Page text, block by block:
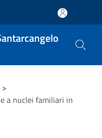
>
a nuclei familiari in